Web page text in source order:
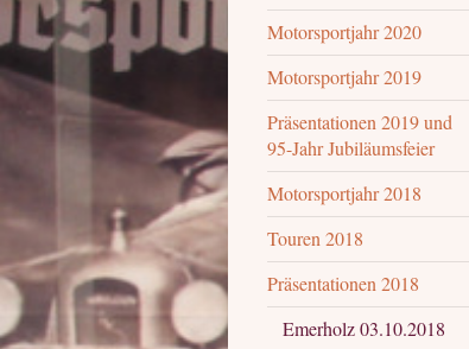
Motorsportjahr 2020
Motorsportjahr 2019
Präsentationen 2019 und
95-Jahr Jubiläumsfeier
Motorsportjahr 2018
Touren 2018
Präsentationen 2018
Emerholz 03.10.2018